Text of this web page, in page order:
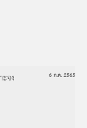
จง 6 ก.ค. 2565